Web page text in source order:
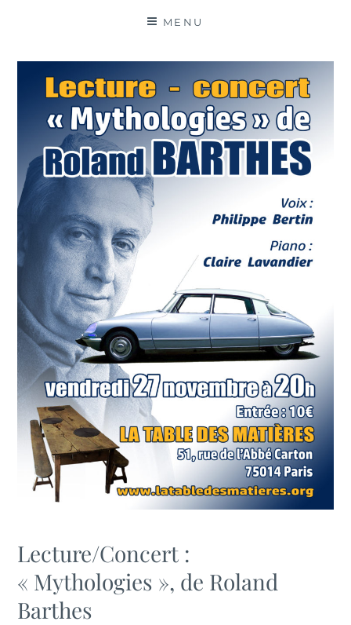
MENU
Lecture/Concert :
« Mythologies », de Roland
Barthes